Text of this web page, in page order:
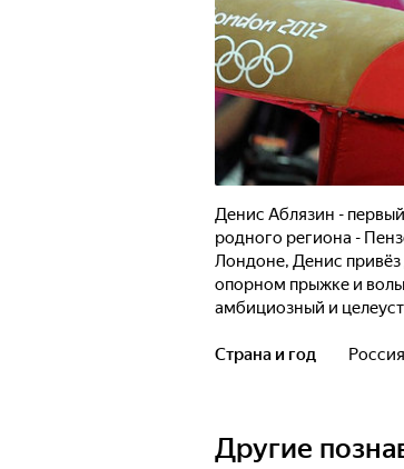
Денис Аблязин -
родного региона -
Лондоне, Денис привёз
опорном прыжке и
амбициозный и
один из лидеров
Страна и год Россия
Другие